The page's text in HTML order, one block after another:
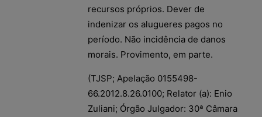
recursos próprios. Dever de
indenizar os alugueres pagos no
período. Não incidência de danos
morais. Provimento, em parte.
(TJSP; Apelação 0155498-
66.2012.8.26.0100; Relator (a): Enio
Zuliani; Órgão Julgador: 30ª Câmara